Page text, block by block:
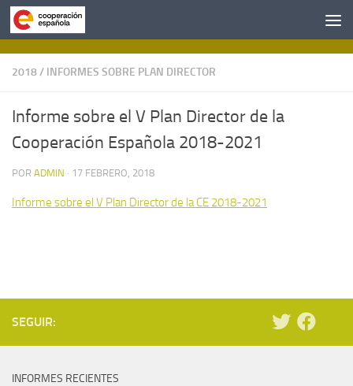
Saltar al contenido
2018/ INFORMES SOBRE PLAN DIRECTOR
Informe sobre el V Plan Director de la
Cooperación Española 2018-2021
POR ADMIN · 17 FEBRERO, 2018
Informe sobre el V Plan Director de la CE 2018-2021
SEGUIR:
INFORMES RECIENTES